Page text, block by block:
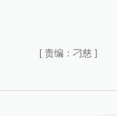
[ 责编：刁慈 ]